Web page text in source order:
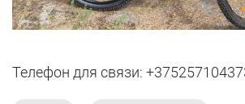
Телефон для связи: